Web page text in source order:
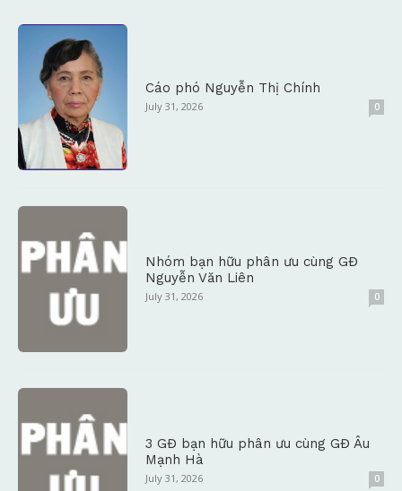
Cáo phó Nguyễn Thị Chính
July 31, 2026 0
Nhóm bạn hữu phân ưu cùng GĐ
Nguyễn Văn Liên
July 31, 2026 0
3 GĐ bạn hữu phân ưu cùng GĐ Âu
Mạnh Hà
July 31, 2026 0